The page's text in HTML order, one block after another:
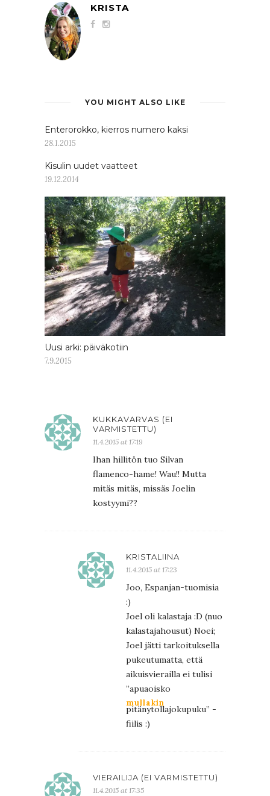
KRISTA
YOU MIGHT ALSO LIKE
Enterorokko, kierros numero kaksi
28.1.2015
Kisulin uudet vaatteet
19.12.2014
Uusi arki: päiväkotiin
7.9.2015
KUKKAVARVAS (EI
VARMISTETTU)
11.4.2015 at 17:19
Ihan hillitön tuo Silvan
flamenco-hame! Wau!! Mutta
mitäs mitäs, missäs Joelin
kostyymi??
KRISTALIINA
11.4.2015 at 17:23
Joo, Espanjan-tuomisia
:)
Joel oli kalastaja :D (nuo
kalastajahousut) Noei;
Joel jätti tarkoituksella
pukeutumatta, että
aikuisvierailla ei tulisi
”apuaoisko
mullakin
pitänytollajokupuku” -
fiilis :)
VIERAILIJA (EI VARMISTETTU)
11.4.2015 at 17:35